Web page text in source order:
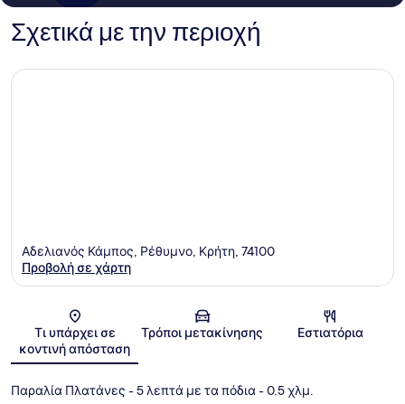
Σχετικά με την περιοχή
Χάρτης
Αδελιανός Κάμπος, Ρέθυμνο, Κρήτη, 74100
Προβολή σε χάρτη
Τι υπάρχει σε
κοντινή απόσταση
Τρόποι μετακίνησης Εστιατόρια
Παραλία Πλατάνες - 5 λεπτά με τα πόδια- 0.5 χλμ.